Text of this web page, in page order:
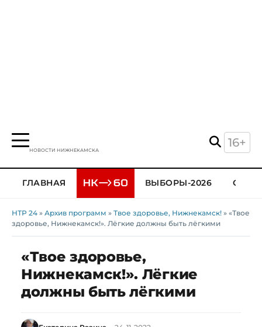
НОВОСТИ НИЖНЕКАМСКА
16+
ГЛАВНАЯ ВЫБОРЫ-2026
НТР 24 » Архив программ » Твое здоровье, Нижнекамск! » «Твое
здоровье, Нижнекамск!». Лёгкие должны быть лёгкими
«Твое здоровье,
Нижнекамск!». Лёгкие
должны быть лёгкими